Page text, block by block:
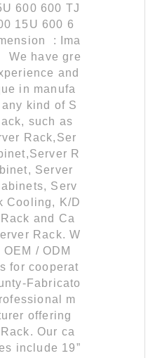
600 600 TJ
15U 600 6
: Ima
have gre
and
in manufa
kind of S
such as
Rack,Ser
R
Server
Serv
Cooling, K/D
and Ca
Rack. W
/ ODM
for cooperat
Fabricato
m
offering
Our ca
include 19”